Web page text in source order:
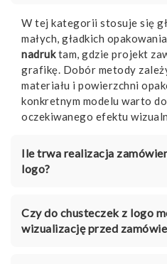
W tej kategorii stosuje się
małych, gładkich
nadruktam, gdzie projekt
grafikę. Dobór metody
materiału i powierzchni
konkretnym modelu warto
oczekiwanego efektu
Ile trwa realizacja
logo?
Czy do chusteczek z logo
wizualizację przed